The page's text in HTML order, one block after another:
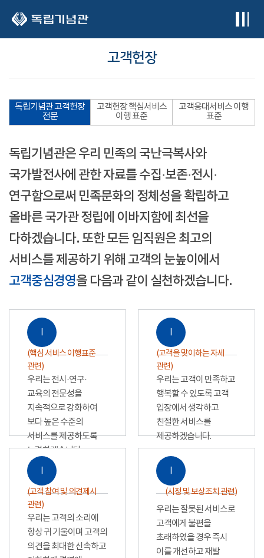
고객헌장
독립기념관 고객헌장
전문
고객헌장 핵심서비스
이행 표준
고객응대서비스 이행
표준
독립기념관은 우리 민족의 국난극복사와
국가발전사에 관한 자료를 수집·보존·전시·
연구함으로써 민족문화의 정체성을 확립하고
올바른 국가관 정립에 이바지함에 최선을
다하겠습니다. 또한 모든 임직원은 최고의
서비스를 제공하기 위해 고객의 눈높이에서
고객중심경영을 다음과 같이 실천하겠습니다.
Ⅰ
(핵심 서비스 이행표준
관련)
우리는 전시·연구·
교육의 전문성을
지속적으로 강화하여
보다 높은 수준의
서비스를 제공하도록
노력하겠습니다.
Ⅰ
(고객을 맞이하는 자세
관련)
우리는 고객이 만족하고
행복할 수 있도록 고객
입장에서 생각하고
친절한 서비스를
제공하겠습니다.
Ⅰ
(고객 참여 및 의견제시
관련)
우리는 고객의 소리에
항상 귀 기울이며 고객의
의견을 최대한 신속하고
Ⅰ
(시정 및 보상조치 관련)
우리는 잘못된 서비스로
고객에게 불편을
초래하였을 경우 즉시
이를 개선하고 재발